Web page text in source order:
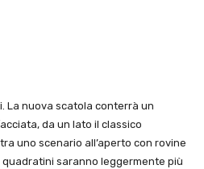
La nuova scatola conterrà un
da un lato il classico
uno scenario all’aperto con rovine
saranno leggermente più